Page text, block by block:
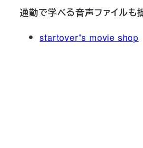
通勤で学べる音声ファイルも
startover”s movie shop